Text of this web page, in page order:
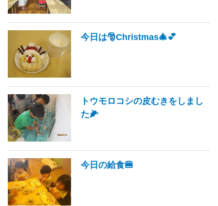
今日は🎅Christmas🎄💕
トウモロコシの皮むきをしまし
た🌽
今日の給食🍔